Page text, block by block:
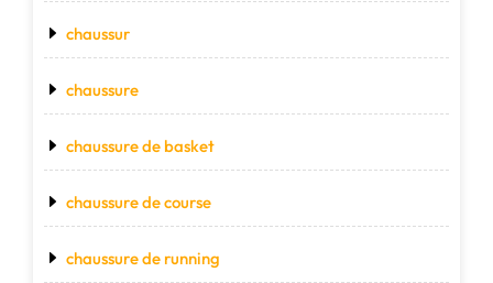
chaussur
chaussure
chaussure de basket
chaussure de course
chaussure de running